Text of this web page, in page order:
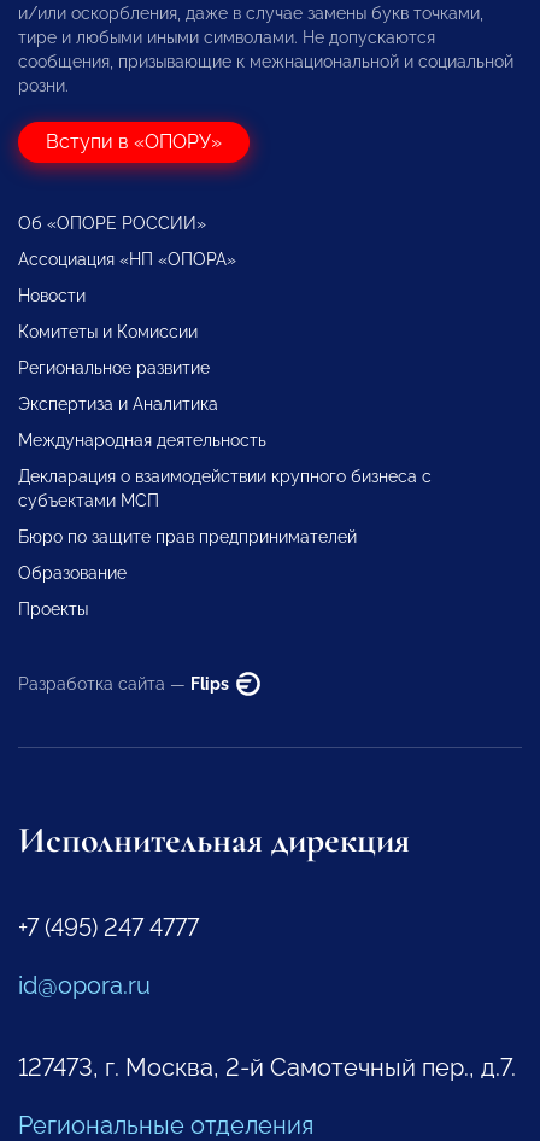
и/или оскорбления, даже в случае замены букв точками,
тире и любыми иными символами. Не допускаются
сообщения, призывающие к межнациональной и социальной
розни.
Вступи в «ОПОРУ»
Об «ОПОРЕ РОССИИ»
Ассоциация «НП «ОПОРА»
Новости
Комитеты и Комиссии
Региональное развитие
Экспертиза и Аналитика
Международная деятельность
Декларация о взаимодействии крупного бизнеса с
субъектами МСП
Бюро по защите прав предпринимателей
Образование
Проекты
Разработка сайта — Flips
Исполнительная дирекция
+7 (495) 247 4777
id@opora.ru
127473, г. Москва, 2-й Самотечный пер., д.7.
Региональные отделения